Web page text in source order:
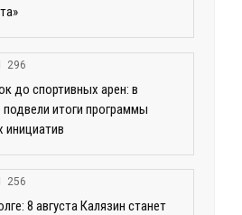
296
до спортивных арен: в
итоги программы
256
8 августа Калязин станет